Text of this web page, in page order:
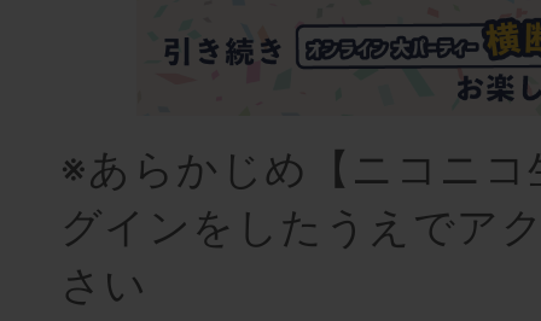
※あらかじめ
【ニコニ
グインをしたうえでア
さい